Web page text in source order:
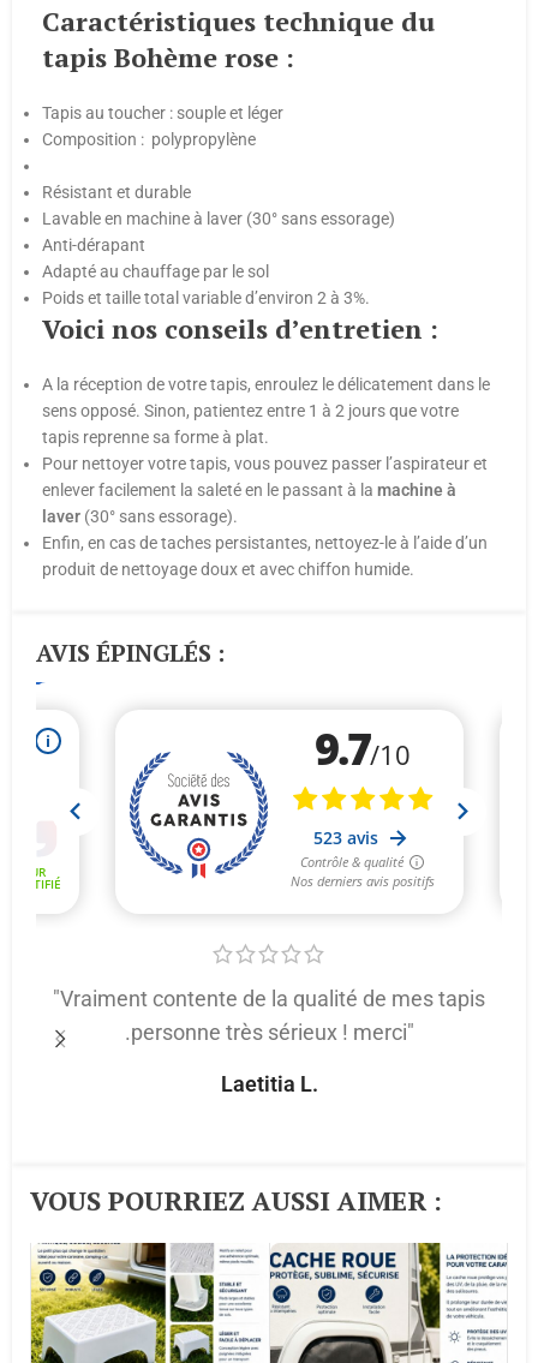
Caractéristiques technique du
tapis Bohème rose :
Tapis au toucher : souple et léger
Composition : polypropylène
Résistant et durable
Lavable en machine à laver (30° sans essorage)
Anti-dérapant
Adapté au chauffage par le sol
Poids et taille total variable d’environ 2 à 3%.
Voici nos conseils d’entretien :
A la réception de votre tapis, enroulez le délicatement dans le
sens opposé. Sinon, patientez entre 1 à 2 jours que votre
tapis reprenne sa forme à plat.
Pour nettoyer votre tapis, vous pouvez passer l’aspirateur et
enlever facilement la saleté en le passant à la machine à
laver (30° sans essorage).
Enfin, en cas de taches persistantes, nettoyez-le à l’aide d’un
produit de nettoyage doux et avec chiffon humide.
AVIS ÉPINGLÉS :
"Vraiment contente de la qualité de mes tapis
.personne très sérieux ! merci"
Laetitia L.
VOUS POURRIEZ AUSSI AIMER :​